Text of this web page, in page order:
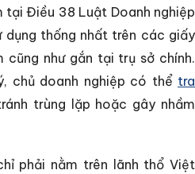
Điều 38 Luật Doanh nghiệp
dụng thống nhất trên các giấy
cũng như gắn tại trụ sở chính.
chủ doanh nghiệp có thể tra
trùng lặp hoặc gây nhầm
phải nằm trên lãnh thổ Việt